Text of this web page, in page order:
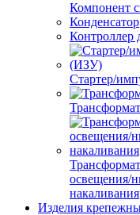
Компонент
Конденсатор
Контроллер
Стартер/
освещения/
накаливания
Изделия